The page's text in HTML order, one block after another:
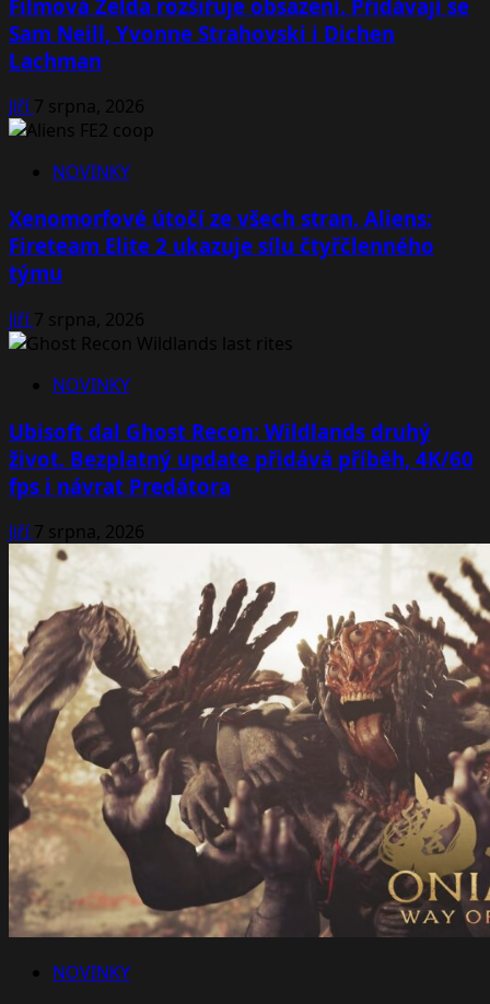
Filmová Zelda rozšiřuje obsazení. Přidávají se
Sam Neill, Yvonne Strahovski i Dichen
Lachman
Jiří7 srpna, 2026
NOVINKY
Xenomorfové útočí ze všech stran. Aliens:
Fireteam Elite 2 ukazuje sílu čtyřčlenného
týmu
Jiří7 srpna, 2026
NOVINKY
Ubisoft dal Ghost Recon: Wildlands druhý
život. Bezplatný update přidává příběh, 4K/60
fps i návrat Predátora
Jiří7 srpna, 2026
NOVINKY